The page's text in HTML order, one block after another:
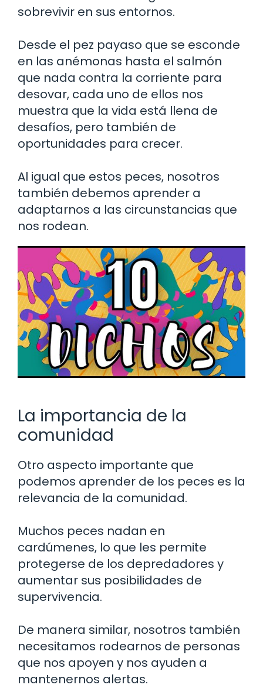
sobrevivir en sus entornos.
Desde el pez payaso que se esconde
en las anémonas hasta el salmón
que nada contra la corriente para
desovar, cada uno de ellos nos
muestra que la vida está llena de
desafíos, pero también de
oportunidades para crecer.
Al igual que estos peces, nosotros
también debemos aprender a
adaptarnos a las circunstancias que
nos rodean.
La importancia de la
comunidad
Otro aspecto importante que
podemos aprender de los peces es la
relevancia de la comunidad.
Muchos peces nadan en
cardúmenes, lo que les permite
protegerse de los depredadores y
aumentar sus posibilidades de
supervivencia.
De manera similar, nosotros también
necesitamos rodearnos de personas
que nos apoyen y nos ayuden a
mantenernos alertas.